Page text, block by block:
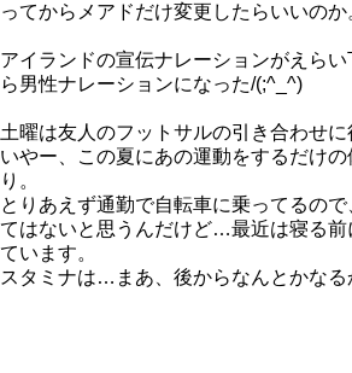
ってからメアドだけ変更したらいいのか
アイランドの宣伝ナレーションがえら
ら男性ナレーションになった/(;^_^)
土曜は友人のフットサルの引き合わせに
いやー、この夏にあの運動をするだけ
り。
とりあえず通勤で自転車に乗ってるの
てはないと思うんだけど…最近は寝る前
ています。
スタミナは…まあ、後からなんとかなる